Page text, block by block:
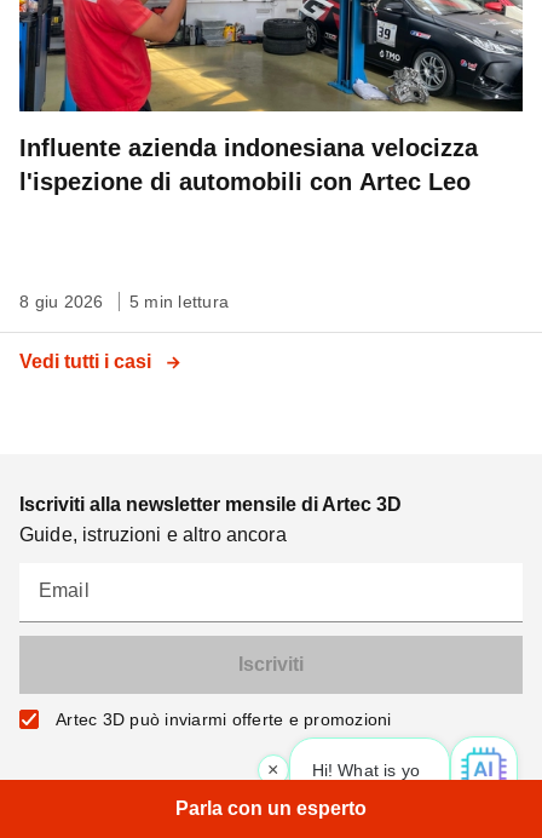
Influente azienda indonesiana velocizza
l'ispezione di automobili con Artec Leo
8 giu 2026 5 min lettura
Vedi tutti i casi
Hi! What is your request? 👀
Iscriviti alla newsletter mensile di Artec 3D
Guide, istruzioni e altro ancora
Email
Artec 3D può inviarmi offerte e promozioni
Parla con un esperto